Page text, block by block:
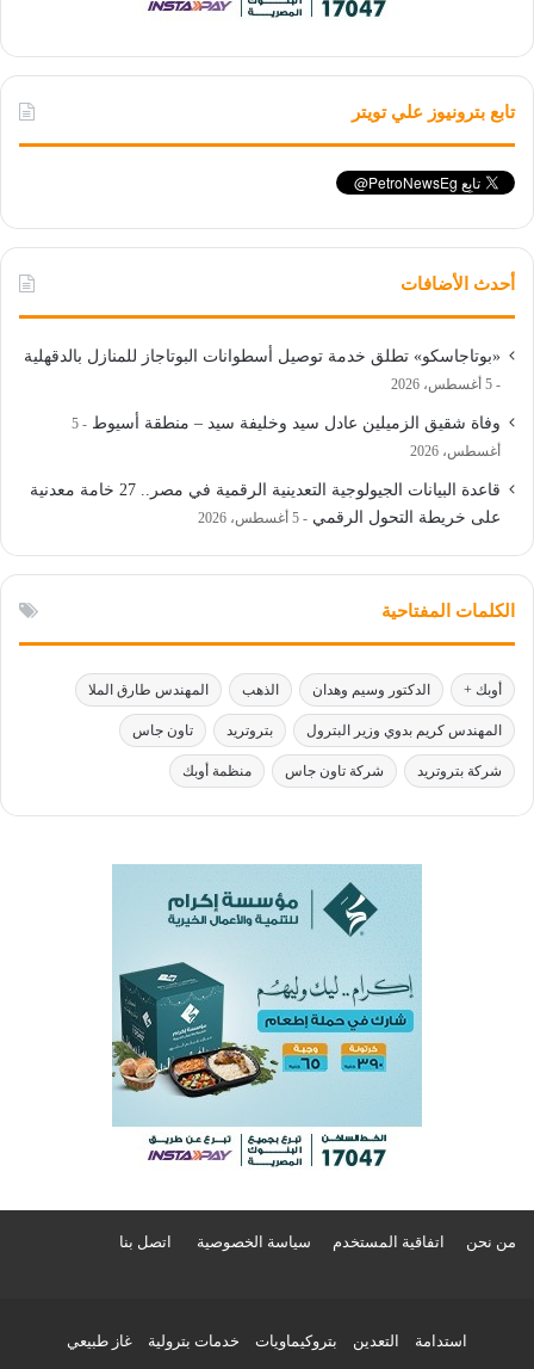
تابع بترونيوز علي تويتر
أحدث الأضافات
«بوتاجاسكو» تطلق خدمة توصيل أسطوانات البوتاجاز للمنازل بالدقهلية
5 أغسطس، 2026
وفاة شقيق الزميلين عادل سيد وخليفة سيد – منطقة أسيوط
5
أغسطس، 2026
قاعدة البيانات الجيولوجية التعدينية الرقمية في مصر.. 27 خامة معدنية
على خريطة التحول الرقمي
5 أغسطس، 2026
الكلمات المفتاحية
أوبك + الدكتور وسيم وهدان الذهب المهندس طارق الملا
المهندس كريم بدوي وزير البترول بتروتريد تاون جاس
شركة بتروتريد شركة تاون جاس منظمة أوبك
من نحن اتفاقية المستخدم سياسة الخصوصية اتصل بنا
استدامة التعدين بتروكيماويات خدمات بترولية غاز طبيعي